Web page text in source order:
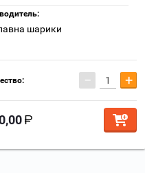
шарики
− +